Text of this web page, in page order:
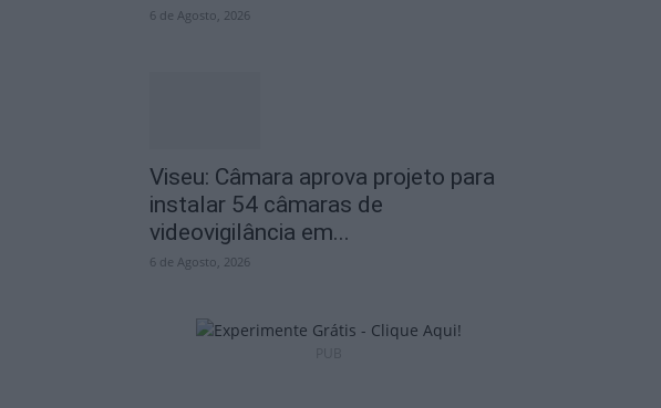
6 de Agosto, 2026
Viseu: Câmara aprova projeto para
instalar 54 câmaras de
videovigilância em...
6 de Agosto, 2026